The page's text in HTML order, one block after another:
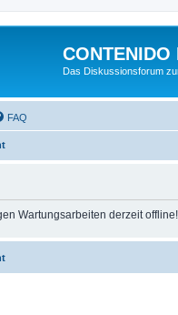
CONTENIDO
Das Diskussionsforum
FAQ
Wartungsarbeiten derzeit offline!